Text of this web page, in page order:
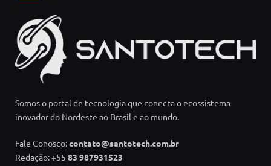
Somos o portal de tecnologia que conecta o ecossistema
inovador do Nordeste ao Brasil e ao mundo.
Fale Conosco:contato@santotech.com.br
Redação: +55 83 987931523